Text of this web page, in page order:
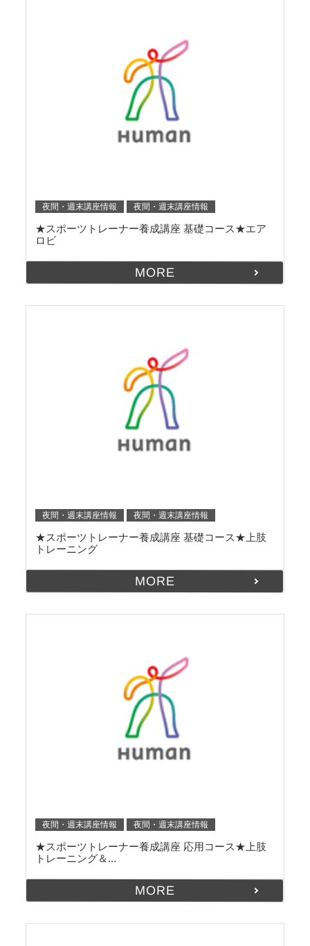
夜間・週末講座情報 夜間・週末講座情報
★スポーツトレーナー養成講座 基礎コース★エア
ロビ
MORE
夜間・週末講座情報 夜間・週末講座情報
★スポーツトレーナー養成講座 基礎コース★上肢
トレーニング
MORE
夜間・週末講座情報 夜間・週末講座情報
★スポーツトレーナー養成講座 応用コース★上肢
トレーニング＆...
MORE